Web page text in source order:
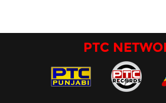
PTC